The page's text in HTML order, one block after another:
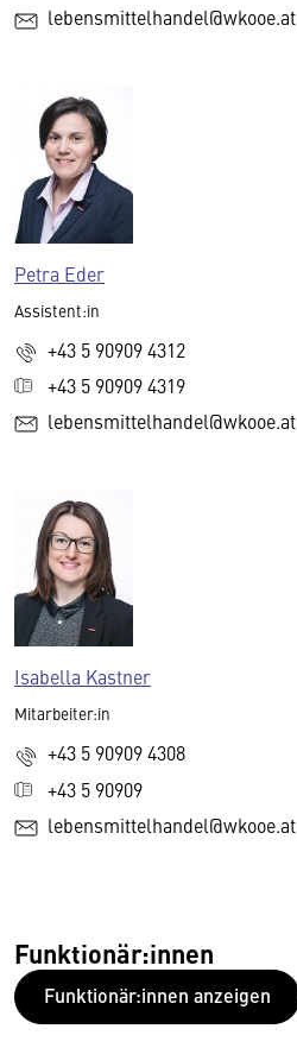
lebensmittelhandel@wkooe.at
Petra Eder
Assistent:in
+43 5 90909 4312
+43 5 90909 4319
lebensmittelhandel@wkooe.at
Isabella Kastner
Mitarbeiter:in
+43 5 90909 4308
+43 5 90909
lebensmittelhandel@wkooe.at
Funktionär:innen
Funktionär:innen anzeigen